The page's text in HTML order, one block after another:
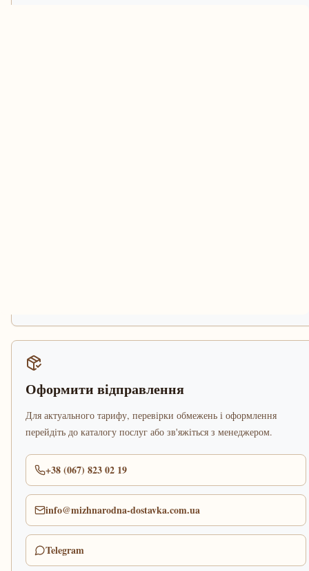
Оформити відправлення
Для актуального тарифу, перевірки обмежень і оформлення
перейдіть до каталогу послуг або зв'яжіться з менеджером.
+38 (067) 823 02 19
info@mizhnarodna-dostavka.com.ua
Telegram